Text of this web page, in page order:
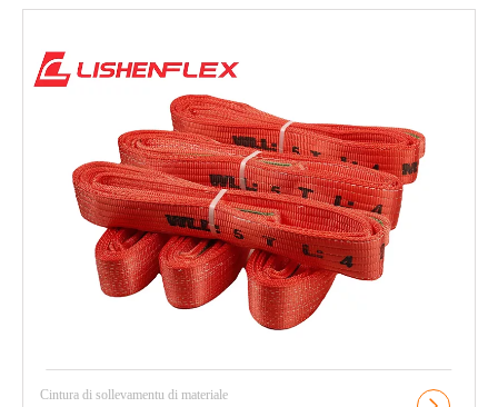
Cintura di sollevamentu di materiale